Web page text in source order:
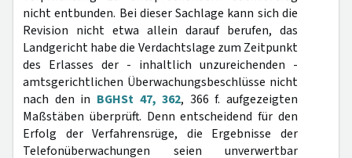
nicht entbunden. Bei dieser Sachlage kann sich die
Revision nicht etwa allein darauf berufen, das
Landgericht habe die Verdachtslage zum Zeitpunkt
des Erlasses der - inhaltlich unzureichenden -
amtsgerichtlichen Überwachungsbeschlüsse nicht
nach den in BGHSt 47, 362, 366 f. aufgezeigten
Maßstäben überprüft. Denn entscheidend für den
Erfolg der Verfahrensrüge, die Ergebnisse der
Telefonüberwachungen seien unverwertbar